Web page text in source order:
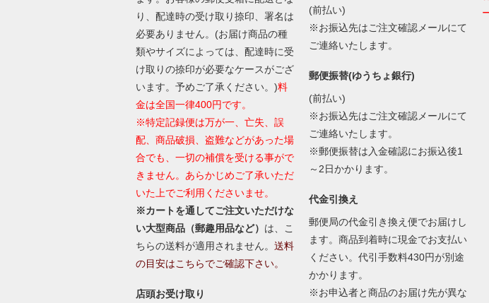
り、配達時の受け取り捺印、署名は
必要ありません。(お届け商品の種
類やサイズによっては、配達時に受
け取りの捺印が必要なケースがござ
います。予めご了承ください。)料
金は全国一律400円です。
※特定記録便は万が一、亡失、誤
配、商品破損、盗難などがあった場
合でも、一切の補償を受ける事がで
きません。あらかじめご了承いただ
いた上でご利用くださいませ。
※カートを通してご注文いただけな
い大型商品（郵趣用品など） は、こ
ちらの送料が適用されません。 送料
の目安はこちらでご確認下さい。
店頭お受け取り
(前払い)
※お振込先はご注文確認メールにて
ご連絡いたします。
郵便振替(ゆうちょ銀行)
(前払い)
※お振込先はご注文確認メールにて
ご連絡いたします。
※郵便振替は入金確認にお振込後1
～2日かかります。
代金引換え
郵便局の代金引き換え便でお届けし
ます。商品到着時に現金でお支払い
ください。代引手数料430円が別途
かかります。
※お申込者と商品のお届け先が異な